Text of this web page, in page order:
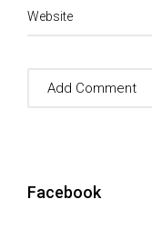
Website
Facebook